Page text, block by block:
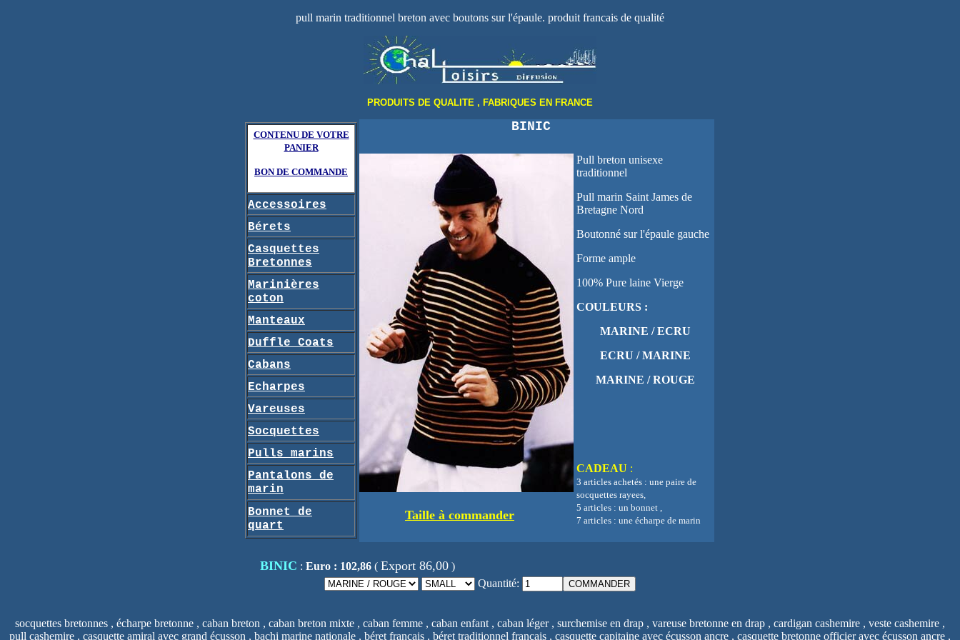
pull marin traditionnel breton avec boutons sur l'épaule. produit francais de qualité
PRODUITS DE QUALITE , FABRIQUES EN FRANCE
CONTENU DE VOTRE
PANIER
BON DE COMMANDE
Accessoires
Bérets
Casquettes
Bretonnes
Marinières
coton
Manteaux
Duffle Coats
Cabans
Echarpes
Vareuses
Socquettes
Pulls marins
Pantalons de
marin
Bonnet de
quart
BINIC
Pull breton unisexe
traditionnel
Pull marin Saint James de
Bretagne Nord
Boutonné sur l'épaule gauche
Forme ample
100% Pure laine Vierge
COULEURS :
MARINE / ECRU
ECRU / MARINE
MARINE / ROUGE
CADEAU :
3 articles achetés : une paire de
socquettes rayees,
5 articles : un bonnet ,
7 articles : une écharpe de marin
Taille à commander
BINIC : Euro : 102,86 ( Export 86,00 )
Quantité:
socquettes bretonnes , écharpe bretonne , caban breton , caban breton mixte , caban femme , caban enfant , caban léger , surchemise en drap , vareuse bretonne en drap , cardigan cashemire , veste cashemire ,
pull cashemire , casquette amiral avec grand écusson , bachi marine nationale , béret français , béret traditionnel français , casquette capitaine avec écusson ancre , casquette bretonne officier avec écusson ancre ,